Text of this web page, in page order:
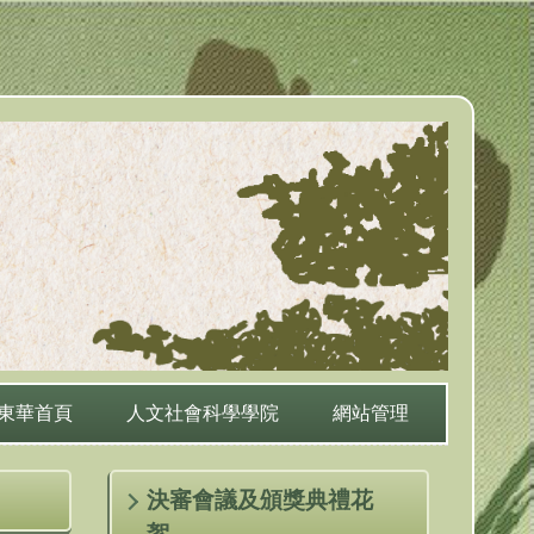
華首頁 人文社會科學學院 網站管理
決審會議及頒獎典禮花